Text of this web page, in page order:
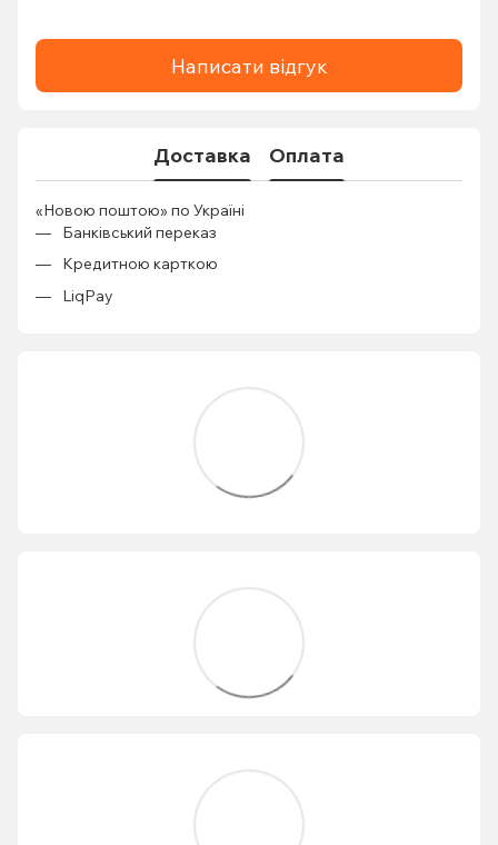
Написати відгук
Доставка Оплата
«Новою поштою» по Україні
Банківський переказ
Кредитною карткою
LiqPay